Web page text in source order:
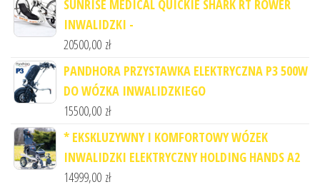
SUNRISE MEDICAL QUICKIE SHARK RT ROWER
INWALIDZKI -
20500,00 zł
PANDHORA PRZYSTAWKA ELEKTRYCZNA P3 500W
DO WÓZKA INWALIDZKIEGO
15500,00 zł
* EKSKLUZYWNY I KOMFORTOWY WÓZEK
INWALIDZKI ELEKTRYCZNY HOLDING HANDS A2
14999,00 zł